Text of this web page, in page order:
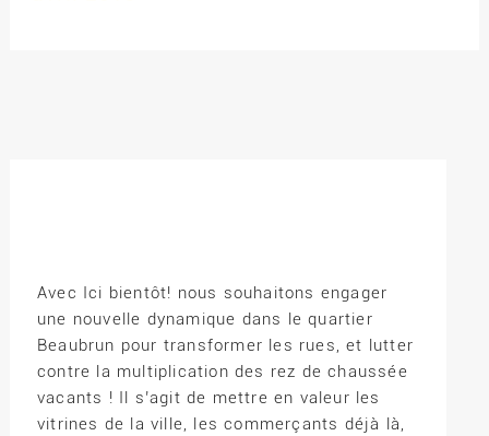
Avec Ici bientôt! nous souhaitons engager
une nouvelle dynamique dans le quartier
Beaubrun pour transformer les rues, et lutter
contre la multiplication des rez de chaussée
vacants ! Il s’agit de mettre en valeur les
vitrines de la ville, les commerçants déjà là,